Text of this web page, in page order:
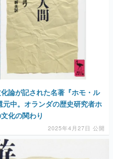
ムクリエイターの青春〜
』等で知られるマンガ家・田中圭
レポートマンガです。
白い？
氏がゲームの魅力を画面や操作の
していく、硬派で骨太な評論連載
語
ラスボス」… ゲームにまつわる言葉
コンピューター文化史研究家・タ
論が記された名著『ホモ・ル
中。オランダの歴史研究者ホ
化の関わり
2025年4月27日 公開